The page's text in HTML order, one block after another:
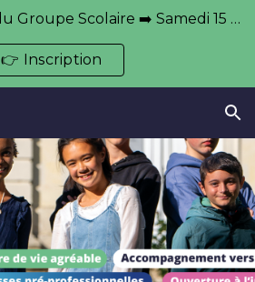
📢 Portes ouvertes du Groupe Scolaire ➡️ Samedi 15 novembre et 21 mars 🕘 De 9h à 13h
👉 Inscription